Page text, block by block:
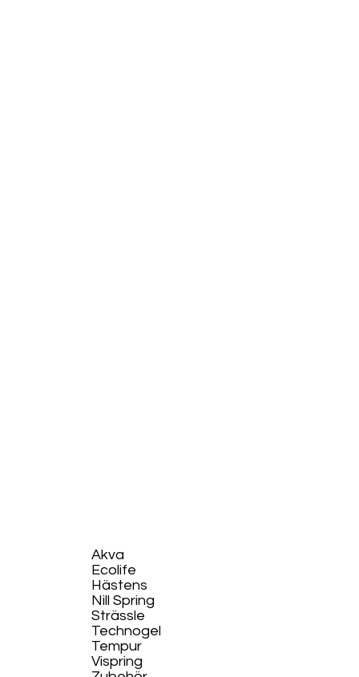
Akva
Ecolife​
Hästens
Nill Spring
Strässle
Technogel
Tempur
Vispring